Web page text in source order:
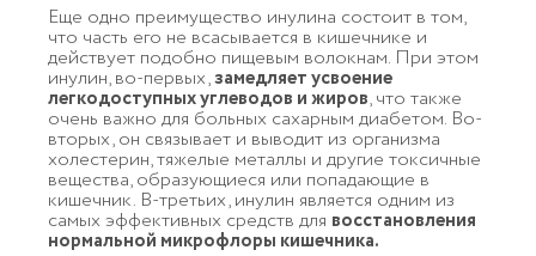
Еще одно преимущество инулина состоит в том,
что часть его не всасывается в кишечнике и
действует подобно пищевым волокнам. При этом
инулин, во-первых,замедляет усвоение
легкодоступных углеводов и жиров, что также
очень важно для больных сахарным диабетом. Во-
вторых, он связывает и выводит из организма
холестерин, тяжелые металлы и другие токсичные
вещества, образующиеся или попадающие в
кишечник. В-третьих, инулин является одним из
самых эффективных средств для восстановления
нормальной микрофлоры кишечника.